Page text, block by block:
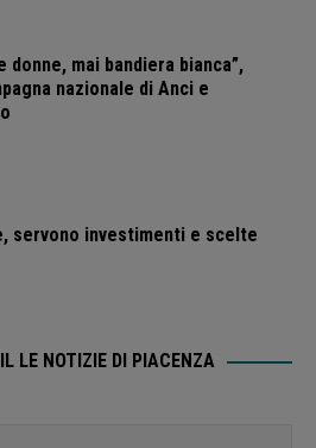
mai bandiera bianca”,
nazionale di Anci e
servono investimenti e scelte
LE NOTIZIE DI PIACENZA